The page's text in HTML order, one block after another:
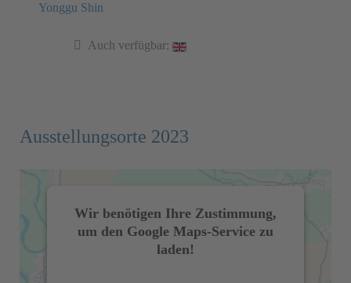
Yonggu Shin
Auch verfügbar:
Ausstellungsorte 2023
Wir benötigen Ihre Zustimmung,
um den Google Maps-Service zu
laden!